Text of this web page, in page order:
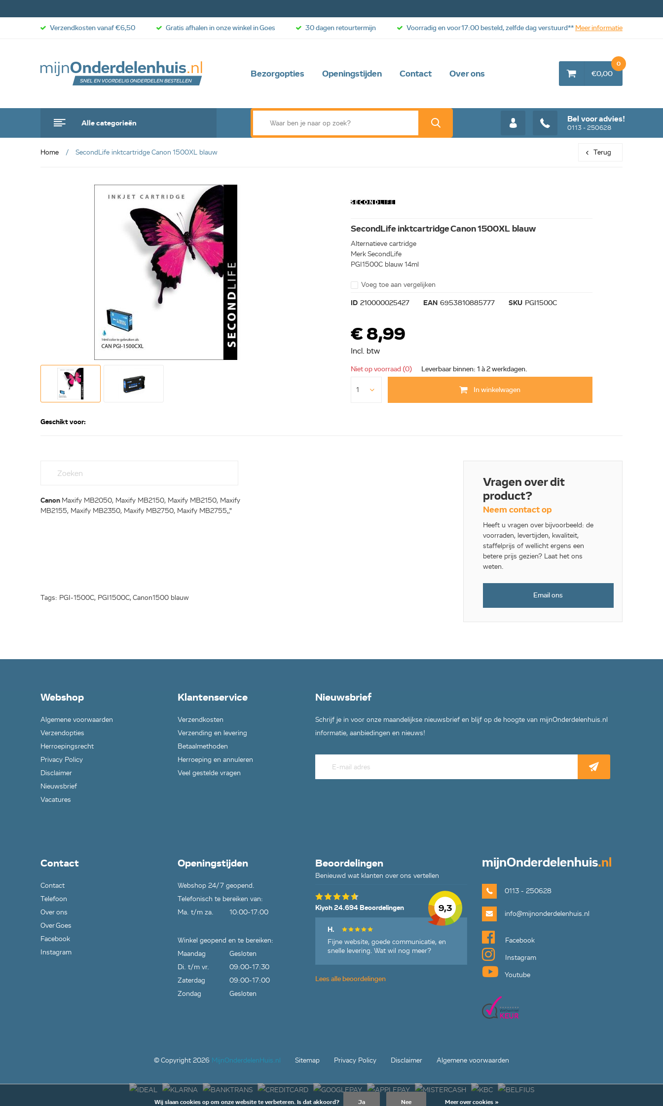
Bezorgopties Openingstijden Contact Over ons
Alle categorieën Bel voor advies!
0113 - 250628
€0,00
0
Verzendkosten vanaf €6,50 Gratis afhalen in onze winkel in Goes 30 dagen retourtermijn Voorradig en voor 17:00 besteld, zelfde dag verstuurd** Meer informatie
Home SecondLife inktcartridge Canon 1500XL blauw Terug
SecondLife inktcartridge Canon 1500XL blauw
Alternatieve cartridge
Merk SecondLife
PGI1500C blauw 14ml
Voeg toe aan vergelijken
ID 210000025427 EAN 6953810885777 SKU PGI1500C
€ 8,99
Incl. btw
Niet op voorraad (0) Leverbaar binnen: 1 à 2 werkdagen.
In winkelwagen
Geschikt voor:
Canon Maxify MB2050, Maxify MB2150, Maxify MB2150, Maxify
MB2155, Maxify MB2350, Maxify MB2750, Maxify MB2755,,"
Tags: PGI-1500C, PGI1500C, Canon1500 blauw
Vragen over dit
product?
Neem contact op
Heeft u vragen over bijvoorbeeld: de
voorraden, levertijden, kwaliteit,
staffelprijs of wellicht ergens een
betere prijs gezien? Laat het ons
weten.
Email ons
Wij slaan cookies op om onze website te verbeteren. Is dat akkoord? Ja Nee Meer over cookies »
Webshop
Algemene voorwaarden
Verzendopties
Herroepingsrecht
Privacy Policy
Disclaimer
Nieuwsbrief
Vacatures
Klantenservice
Verzendkosten
Verzending en levering
Betaalmethoden
Herroeping en annuleren
Veel gestelde vragen
Nieuwsbrief
Schrijf je in voor onze maandelijkse nieuwsbrief en blijf op de hoogte van mijnOnderdelenhuis.nl
informatie, aanbiedingen en nieuws!
Contact
Contact
Telefoon
Over ons
Over Goes
Facebook
Instagram
Openingstijden
Webshop 24/7 geopend.
Telefonisch te bereiken van:
Ma. t/m za.
10:00-17:00
Winkel geopend en te bereiken:
Maandag
Gesloten
Di. t/m vr.
09:00-17:30
Zaterdag
09:00-17:00
Zondag
Gesloten
Beoordelingen
Benieuwd wat klanten over ons vertellen
9,3
Kiyoh 24.694 Beoordelingen
H.
Fijne website, goede communicatie, en
snelle levering. Wat wil nog meer?
Lees alle beoordelingen
mijnOnderdelenhuis.nl
0113 - 250628
info@mijnonderdelenhuis.nl
Facebook
Instagram
Youtube
© Copyright 2026 MijnOnderdelenHuis.nl Sitemap Privacy Policy Disclaimer Algemene voorwaarden